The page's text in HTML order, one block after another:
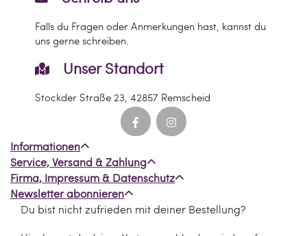
Falls du Fragen oder Anmerkungen hast, kannst du
uns gerne schreiben.
Unser Standort
Stockder Straße 23, 42857 Remscheid
Informationen
Service, Versand & Zahlung
Firma, Impressum & Datenschutz
Newsletter abonnieren
Du bist nicht zufrieden mit deiner Bestellung?